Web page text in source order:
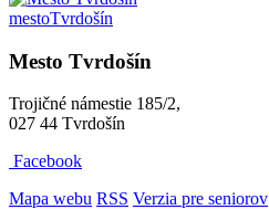
mestoTvrdošín
Mesto Tvrdošín
Trojičné námestie 185/2,
027 44 Tvrdošín
Facebook
Mapa webu RSS Verzia pre seniorov